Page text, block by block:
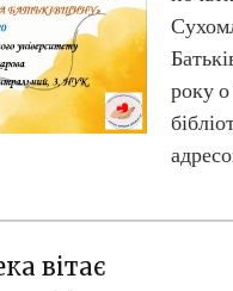
року о
вітає